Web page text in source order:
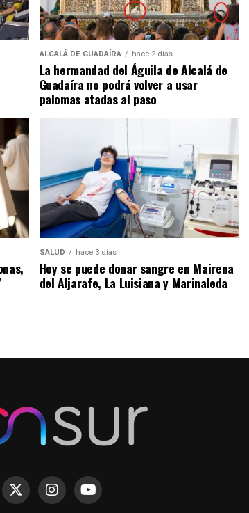
ALCALÁ DE GUADAÍRA hace 2 días
La hermandad del Águila de Alcalá de
Guadaíra no podrá volver a usar
palomas atadas al paso
SALUD hace 3 días
Hoy se puede donar sangre en Mairena
del Aljarafe, La Luisiana y Marinaleda